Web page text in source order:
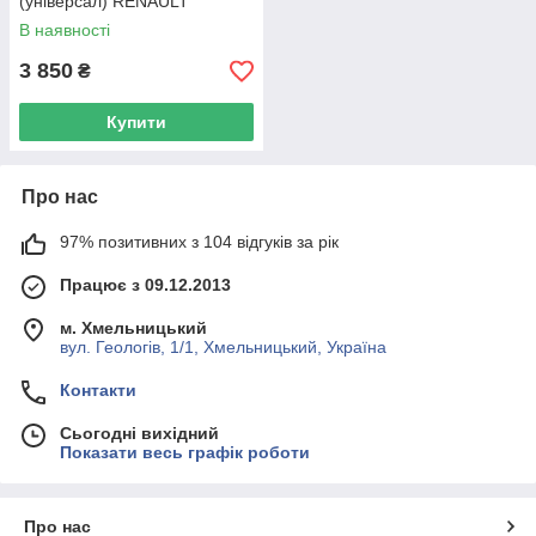
550209378R UA62
В наявності
3 850 ₴
Купити
Про нас
97% позитивних з 104 відгуків за рік
Працює з 09.12.2013
м. Хмельницький
вул. Геологів, 1/1, Хмельницький, Україна
Контакти
Сьогодні вихідний
Показати весь графік роботи
Про нас